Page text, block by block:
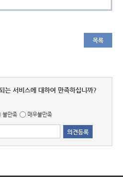
목록
는 서비스에 대하여 만족하십니까?
불만족 매우불만족